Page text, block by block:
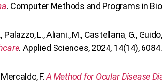
. Computer Methods and Programs in
L., Aliani., M., Castellana, G.,
. Applied Sciences, 2024, 14(14), 6084.
F.A Method for Ocular Disease